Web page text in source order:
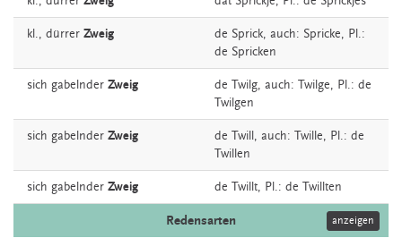
kl., dürrer Zweig de Sprick, auch: Spricke, Pl.:
de Spricken
sich gabelnder Zweig de Twilg, auch: Twilge, Pl.: de
Twilgen
sich gabelnder Zweig de Twill, auch: Twille, Pl.: de
Twillen
sich gabelnder Zweig de Twillt, Pl.: de Twillten
Redensarten anzeigen